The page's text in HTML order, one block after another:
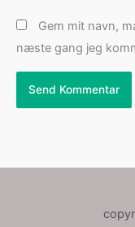
Gem mit navn,
næste gang jeg